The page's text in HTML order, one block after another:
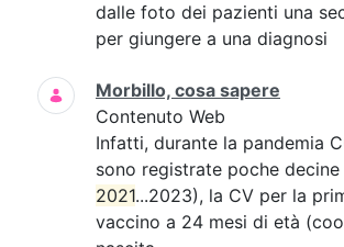
dalle foto dei pazienti una
per giungere a una diagnosi
Morbillo, cosa sapere
Contenuto Web
Infatti, durante la pandemia
sono registrate poche
2021...2023), la CV per la
vaccino a 24 mesi di età